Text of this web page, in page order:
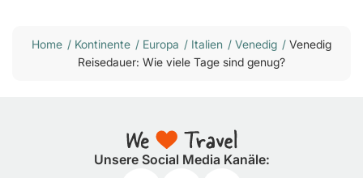
Home / Kontinente / Europa / Italien / Venedig / Venedig
Reisedauer: Wie viele Tage sind genug?
Unsere Social Media Kanäle: